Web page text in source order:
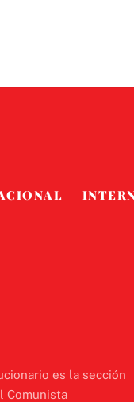
es la sección
Comunista